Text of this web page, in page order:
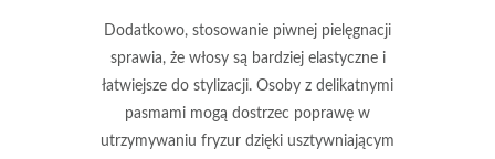
Dodatkowo, stosowanie piwnej pielęgnacji
sprawia, że włosy są bardziej elastyczne i
łatwiejsze do stylizacji. Osoby z delikatnymi
pasmami mogą dostrzec poprawę w
utrzymywaniu fryzur dzięki usztywniającym